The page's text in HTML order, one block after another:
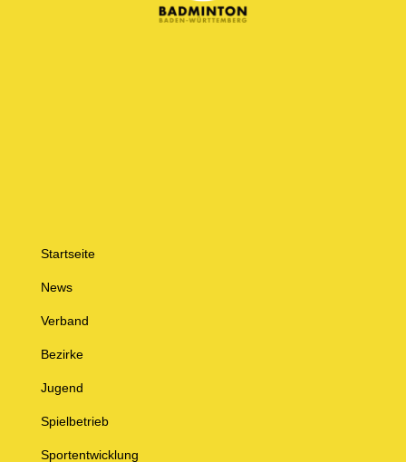
Startseite
News
Verband
Bezirke
Jugend
Spielbetrieb
Sportentwicklung